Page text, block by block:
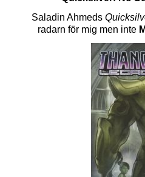
Saladin Ahmeds
radarn för mig men inte